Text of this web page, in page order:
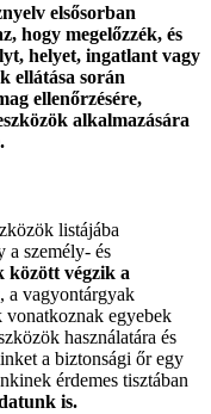
elsősorban
hogy megelőzzék, és
helyet, ingatlant vagy
ellátása során
ellenőrzésére,
alkalmazására
listájába
a személy- és
között végzik a
a vagyontárgyak
vonatkoznak egyebek
használatára és
a biztonsági őr egy
érdemes tisztában
is.